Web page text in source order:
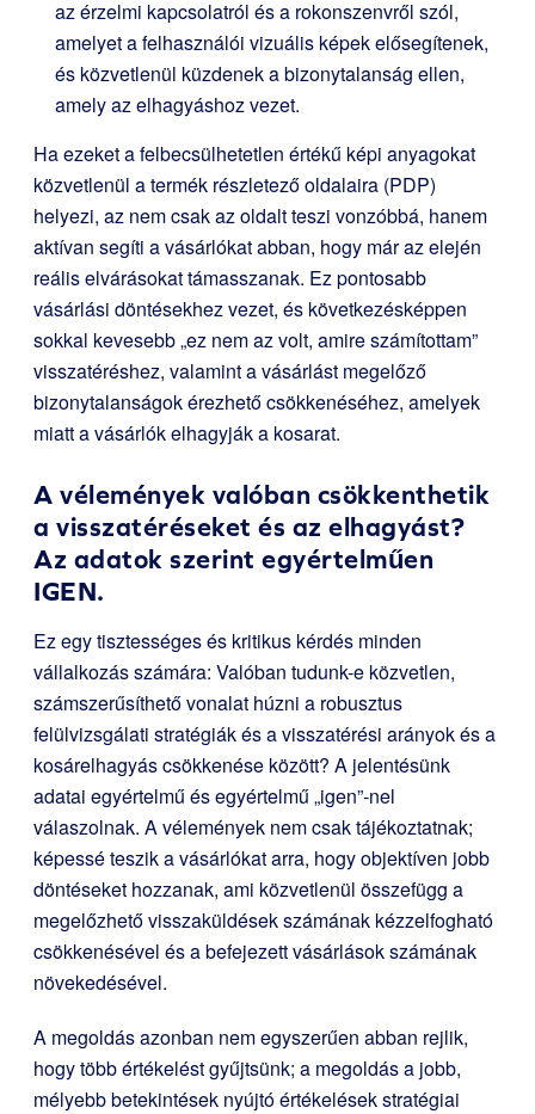
az érzelmi kapcsolatról és a rokonszenvről szól,
amelyet a felhasználói vizuális képek elősegítenek,
és közvetlenül küzdenek a bizonytalanság ellen,
amely az elhagyáshoz vezet.
Ha ezeket a felbecsülhetetlen értékű képi anyagokat
közvetlenül a termék részletező oldalaira (PDP)
helyezi, az nem csak az oldalt teszi vonzóbbá, hanem
aktívan segíti a vásárlókat abban, hogy már az elején
reális elvárásokat támasszanak. Ez pontosabb
vásárlási döntésekhez vezet, és következésképpen
sokkal kevesebb „ez nem az volt, amire számítottam”
visszatéréshez, valamint a vásárlást megelőző
bizonytalanságok érezhető csökkenéséhez, amelyek
miatt a vásárlók elhagyják a kosarat.
A vélemények valóban csökkenthetik
a visszatéréseket és az elhagyást?
Az adatok szerint egyértelműen
IGEN.
Ez egy tisztességes és kritikus kérdés minden
vállalkozás számára: Valóban tudunk-e közvetlen,
számszerűsíthető vonalat húzni a robusztus
felülvizsgálati stratégiák és a visszatérési arányok és a
kosárelhagyás csökkenése között? A jelentésünk
adatai egyértelmű és egyértelmű „igen”-nel
válaszolnak. A vélemények nem csak tájékoztatnak;
képessé teszik a vásárlókat arra, hogy objektíven jobb
döntéseket hozzanak, ami közvetlenül összefügg a
megelőzhető visszaküldések számának kézzelfogható
csökkenésével és a befejezett vásárlások számának
növekedésével.
A megoldás azonban nem egyszerűen abban rejlik,
hogy több értékelést gyűjtsünk; a megoldás a jobb,
mélyebb betekintések nyújtó értékelések stratégiai